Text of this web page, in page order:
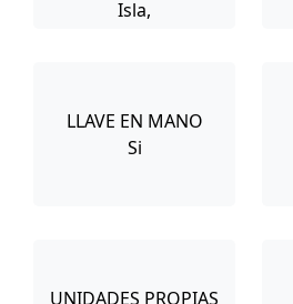
Isla,
LLAVE EN MANO
Si
UNIDADES PROPIAS